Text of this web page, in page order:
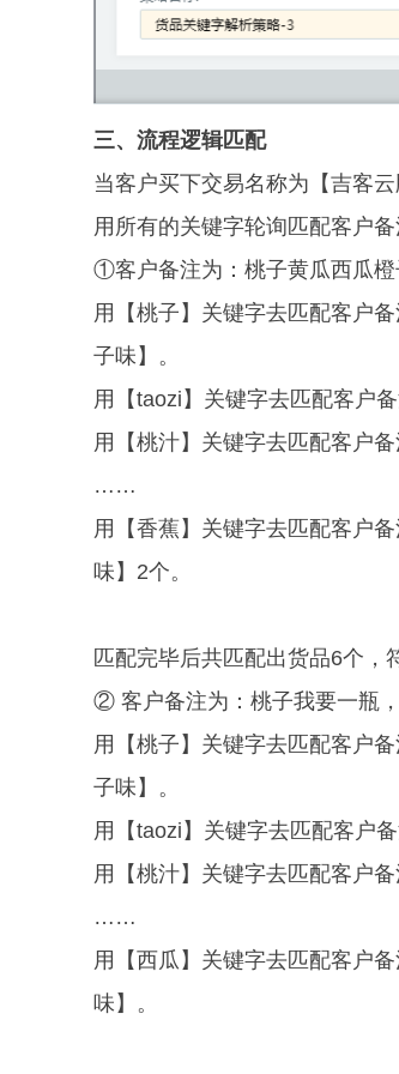
三、流程逻辑匹配
当客户买下交易名称为【吉客
用所有的关键字轮询匹配客户
①客户备注为：桃子黄瓜西瓜橙
用【桃子】关键字去匹配客户
子味】。
用【taozi】关键字去匹配客户
用【桃汁】关键字去匹配客户备
……
用【香蕉】关键字去匹配客户
味】2个。
匹配完毕后共匹配出货品6个，
② 客户备注为：桃子我要一瓶，
用【桃子】关键字去匹配客户
子味】。
用【taozi】关键字去匹配客户
用【桃汁】关键字去匹配客户备
……
用【西瓜】关键字去匹配客户
味】。